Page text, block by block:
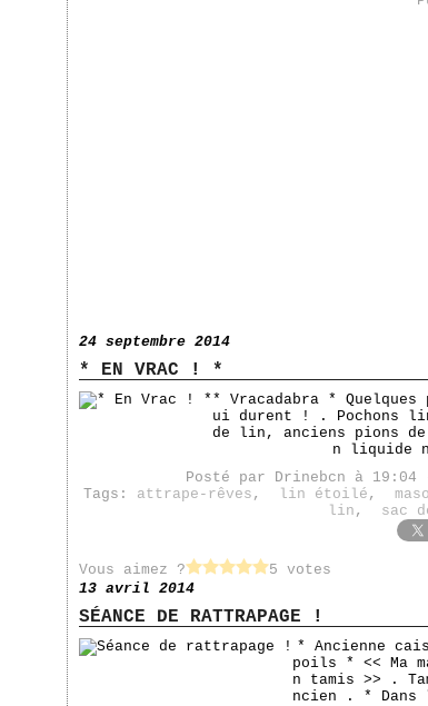
24 septembre 2014
* EN VRAC ! *
* Vracadabra *
ui durent ! . Pochons
de lin, anciens pions
n liquide
Posté par Drinebcn à 19:04
Tags: attrape-rêves , lin étoilé ,
lin , sac
Vous aimez ?
5 votes
13 avril 2014
SÉANCE DE RATTRAPAGE !
* Ancienne
poils * << Ma
n tamis >> .
ncien . *